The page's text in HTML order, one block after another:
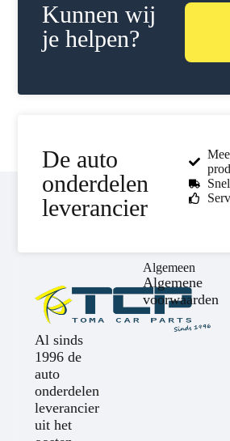
Kunnen wij
je helpen?
De auto
onderdelen
leverancier
Al sinds
1996 de
auto
onderdelen
leverancier
uit het
Algemeen
Algemene
voorwaarden